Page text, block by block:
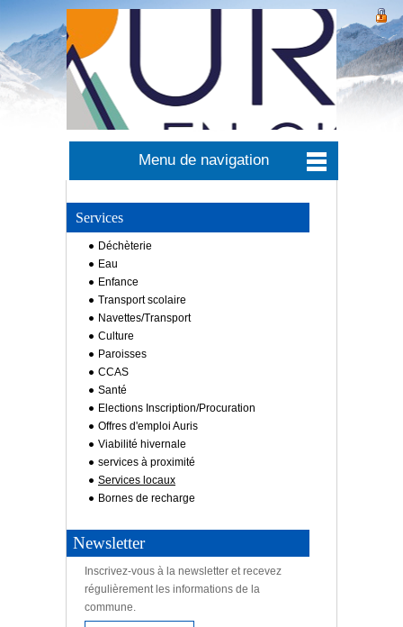
Menu de navigation
Services
Déchèterie
Eau
Enfance
Transport scolaire
Navettes/Transport
Culture
Paroisses
CCAS
Santé
Elections Inscription/Procuration
Offres d'emploi Auris
Viabilité hivernale
services à proximité
Services locaux
Bornes de recharge
Newsletter
Inscrivez-vous à la newsletter et recevez
régulièrement les informations de la
commune.